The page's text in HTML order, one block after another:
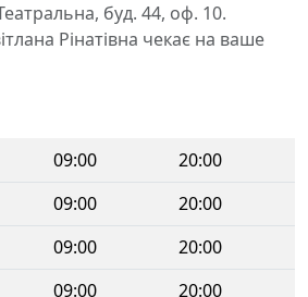
буд. 44, оф. 10.
Рінатівна чекає на ваше
09:00
20:00
09:00
20:00
09:00
20:00
09:00
20:00